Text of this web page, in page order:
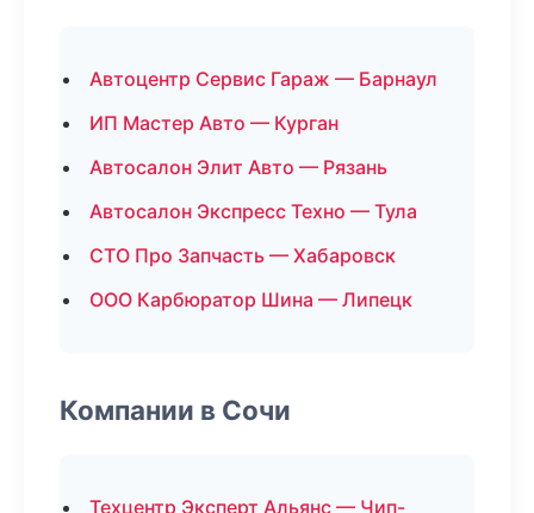
Автоцентр Сервис Гараж — Барнаул
ИП Мастер Авто — Курган
Автосалон Элит Авто — Рязань
Автосалон Экспресс Техно — Тула
СТО Про Запчасть — Хабаровск
ООО Карбюратор Шина — Липецк
Компании в Сочи
Техцентр Эксперт Альянс — Чип-